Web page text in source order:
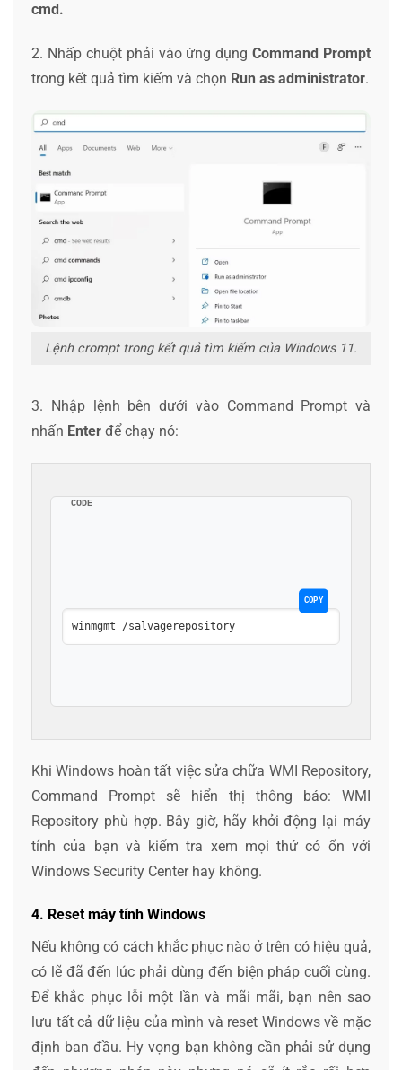
cmd.
2. Nhấp chuột phải vào ứng dụngCommand Prompt
trong kết quả tìm kiếm và chọn Run as administrator.
Lệnh crompt trong kết quả tìm kiếm của Windows 11.
3. Nhập lệnh bên dưới vào Command Prompt và
nhấn Enter để chạy nó:
CODE
COPY
winmgmt /salvagerepository
Khi Windows hoàn tất việc sửa chữa WMI Repository,
Command Prompt sẽ hiển thị thông báo: WMI
Repository phù hợp. Bây giờ, hãy khởi động lại máy
tính của bạn và kiểm tra xem mọi thứ có ổn với
Windows Security Center hay không.
4. Reset máy tính Windows
Nếu không có cách khắc phục nào ở trên có hiệu quả,
có lẽ đã đến lúc phải dùng đến biện pháp cuối cùng.
Để khắc phục lỗi một lần và mãi mãi, bạn nên sao
lưu tất cả dữ liệu của mình và reset Windows về mặc
định ban đầu. Hy vọng bạn không cần phải sử dụng